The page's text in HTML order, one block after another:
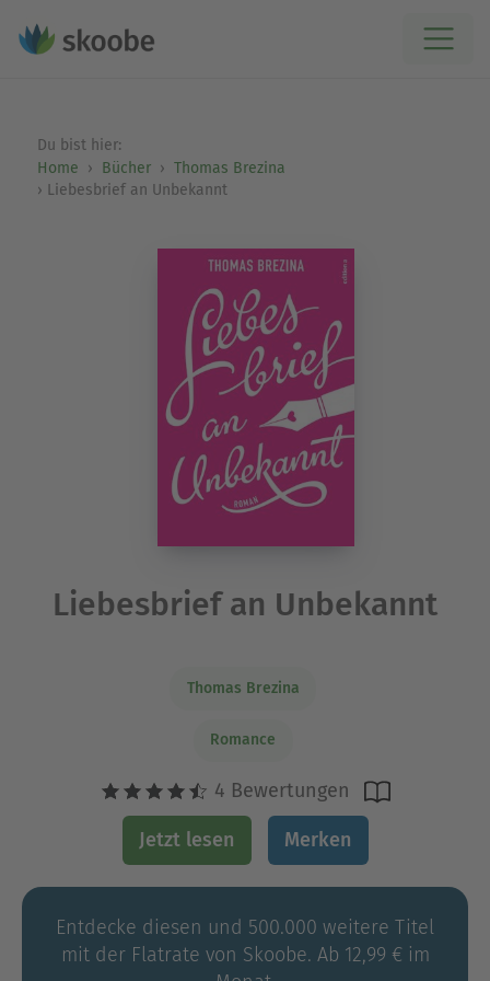
Du bist hier:
Home
Bücher
Thomas Brezina
Liebesbrief an Unbekannt
Liebesbrief an Unbekannt
Thomas Brezina
Romance
4 Bewertungen
Jetzt lesen Merken
Entdecke diesen und 500.000 weitere Titel
mit der Flatrate von Skoobe. Ab 12,99 € im